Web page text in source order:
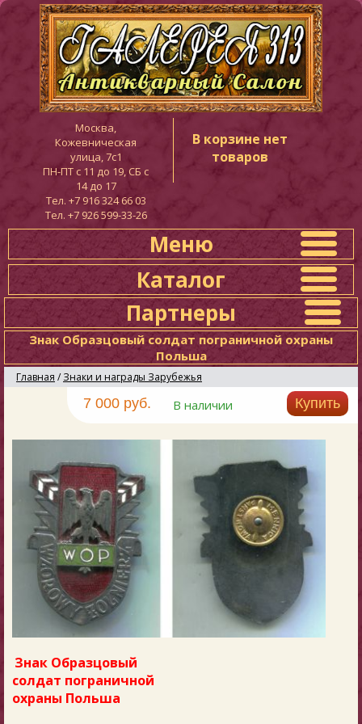
Москва,
Кожевническая
улица, 7с1
ПН-ПТ c 11 до 19, СБ с
14 до 17
Тел. +7 916 324 66 03
Тел. +7 926 599-33-26
В корзине нет
товаров
Меню
Каталог
Партнеры
Знак Образцовый солдат пограничной охраны
Польша
Главная / Знаки и награды Зарубежья
7 000 руб. В наличии Купить
Знак Образцовый
солдат пограничной
охраны Польша